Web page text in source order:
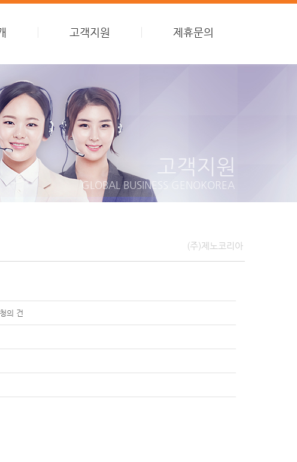
고객지원 제휴문의
고객지원
GLOBAL BUSINESS GENOKOREA
(주)제노코리아
의 건